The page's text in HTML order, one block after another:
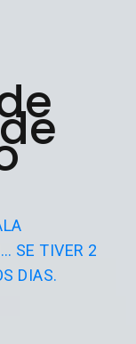
SE TIVER 2
DIAS.